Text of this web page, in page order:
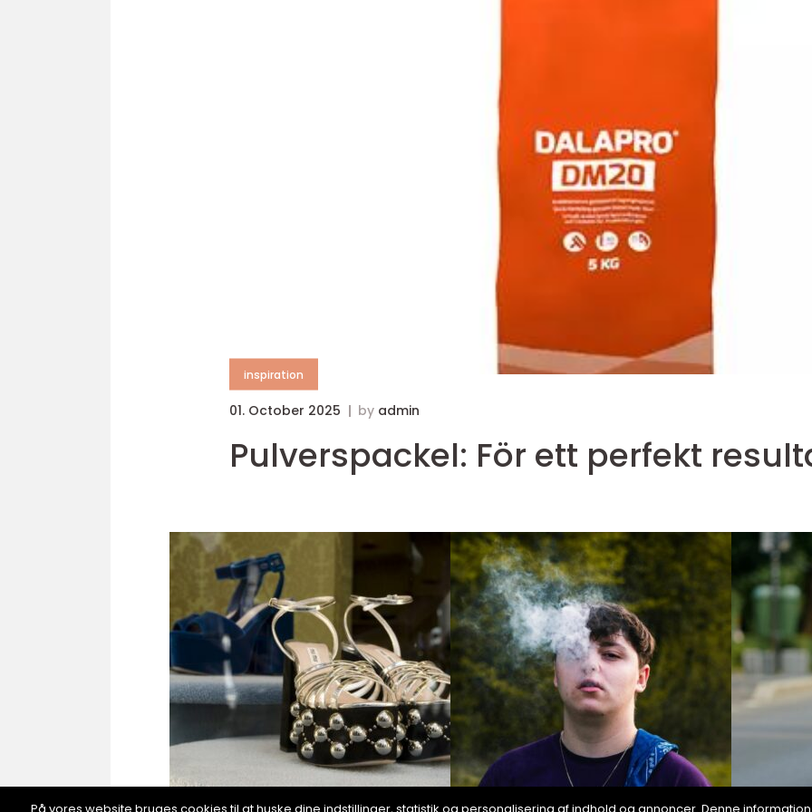
inspiration
01. October 2025 by admin
Pulverspackel: För ett perfekt